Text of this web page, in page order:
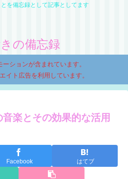
を備忘録として記事としてます
の備忘録
ションが含まれています。
イト広告を利用しています。
楽とその効果的な活用
Facebook はてブ